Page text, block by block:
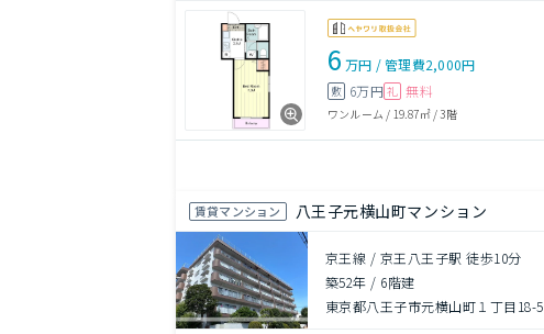
6 万円 /管理費2,000円
敷 6万円 礼 無料
ワンルーム / 19.87㎡/3階
賃貸マンション 八王子元横山町マンション
京王線 / 京王八王子駅 徒歩10分
築52年 / 6階建
東京都八王子市元横山町１丁目18-5